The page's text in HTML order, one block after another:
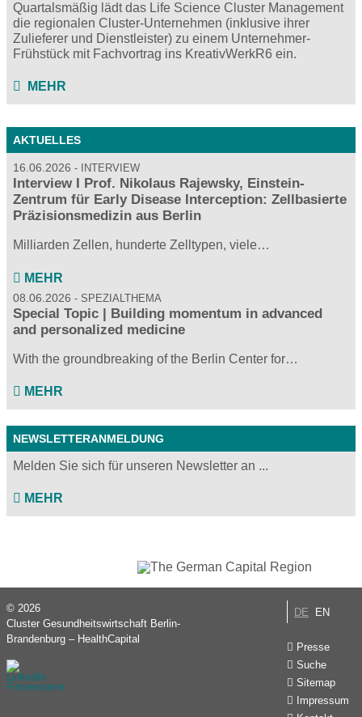
Quartalsmäßig lädt das Life Science Cluster Management
die regionalen Cluster-Unternehmen (inklusive ihrer
Zulieferer und Dienstleister) zu einem Unternehmer-
Frühstück mit Fachvortrag ins KreativWerkR6 ein.
MEHR
AKTUELLES
16.06.2026 INTERVIEW
Interview I Prof. Nikolaus Rajewsky, Einstein-
Zentrum für Early Disease Interception: Zellbasierte
Präzisionsmedizin aus Berlin
Milliarden Zellen, hunderte Zelltypen, viele…
MEHR
08.06.2026 SPEZIALTHEMA
Special Topic | Building momentum in advanced
and personalized medicine
With the groundbreaking of the Berlin Center for…
MEHR
NEWSLETTERANMELDUNG
Melden Sie sich für unseren Newsletter an ...
MEHR
DE EN
Presse
Suche
Sitemap
Impressum
© 2026
Cluster Gesundheitswirtschaft Berlin-
Brandenburg – HealthCapital